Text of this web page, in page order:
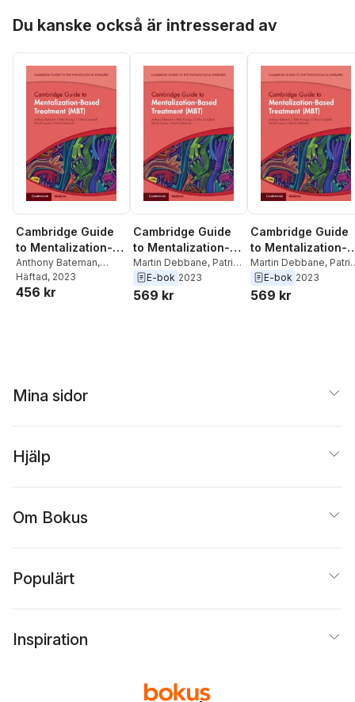
Du kanske också är intresserad av
Cambridge Guide
to Mentalization-
Based Treatment
(MBT)
Anthony Bateman,
Peter Fonagy
Campbell
Häftad, 2023
456 kr
Cambridge Guide
to Mentalization-
Based Treatment
(MBT)
Martin Debbane, Patrick
Luyten,Chloe
Campbell
E-bok 2023
569 kr
Cambridge Guide
to Mentalization-
Based Treatment
(MBT)
Martin Debbane,
Luyten,Chloe
Campbell
E-bok 2023
569 kr
Mina sidor
Hjälp
Om Bokus
Populärt
Inspiration